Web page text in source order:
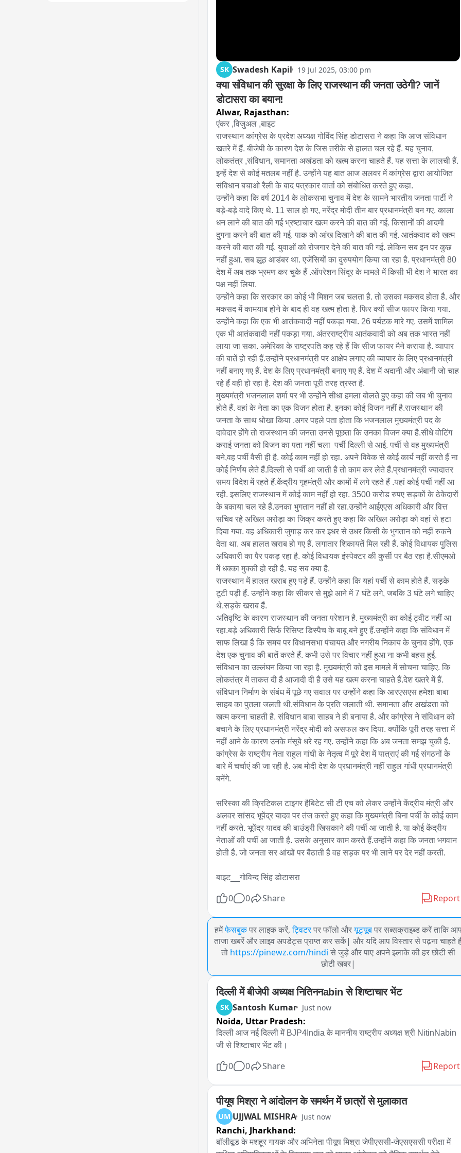
SK Swadesh Kapil 19 Jul 2025, 03:00 pm
क्या संविधान की सुरक्षा के लिए राजस्थान की जनता उठेगी? जानें
डोटासरा का बयान!
Alwar, Rajasthan:
एंकर ,विजुअल ,बाइट
राजस्थान कांग्रेस के प्रदेश अध्यक्ष गोविंद सिंह डोटासरा ने कहा कि आज संविधान
खतरे में हैं. बीजेपी के कारण देश के जिस तरीके से हालत चल रहे हैं. यह चुनाव,
लोकतंत्र ,संविधान, समानता अखंडता को खत्म करना चाहते हैं. यह सत्ता के लालची हैं.
इन्हें देश से कोई मतलब नहीं है. उन्होंने यह बात आज अलवर में कांग्रेस द्वारा आयोजित
संविधान बचाओ रैली के बाद पत्रकार वार्ता को संबोधित करते हुए कहा.
उन्होंने कहा कि वर्ष 2014 के लोकसभा चुनाव में देश के सामने भारतीय जनता पार्टी ने
बड़े-बड़े वादे किए थे. 11 साल हो गए, नरेंद्र मोदी तीन बार प्रधानमंत्री बन गए. काला
धन लाने की बात की गई भ्रष्टाचार खत्म करने की बात की गई. किसानों की आदमी
दुगना करने की बात की गई. पाक को आंख दिखाने की बात की गई. आतंकवाद को खत्म
करने की बात की गई. युवाओं को रोजगार देने की बात की गई. लेकिन सब इन पर कुछ
नहीं हुआ. सब झूठ आडंबर था. एजेंसियों का दुरुपयोग किया जा रहा है. प्रधानमंत्री 80
देश में अब तक भ्रमण कर चुके हैं .ऑपरेशन सिंदूर के मामले में किसी भी देश ने भारत का
पक्ष नहीं लिया.
उन्होंने कहा कि सरकार का कोई भी मिशन जब चलता है. तो उसका मकसद होता है. और
मकसद में कामयाब होने के बाद ही वह खत्म होता है. फिर क्यों सीज फायर किया गया.
उन्होंने कहा कि एक भी आतंकवादी नहीं पकड़ा गया. 26 पर्यटक मारे गए. उसमें शामिल
एक भी आतंकवादी नहीं पकड़ा गया. अंतरराष्ट्रीय आतंकवादी को अब तक भारत नहीं
लाया जा सका. अमेरिका के राष्ट्रपति कह रहे हैं कि सीज फायर मैने कराया है. व्यापार
की बातें हो रही हैं.उन्होंने प्रधानमंत्री पर आक्षेप लगाए की व्यापार के लिए प्रधानमंत्री
नहीं बनाए गए हैं. देश के लिए प्रधानमंत्री बनाए गए हैं. देश में अदानी और अंबानी जो चाह
रहे हैं वही हो रहा है. देश की जनता पूरी तरह त्रस्त है.
मुख्यमंत्री भजनलाल शर्मा पर भी उन्होंने सीधा हमला बोलते हुए कहा की जब भी चुनाव
होते हैं. वहां के नेता का एक विजन होता है. इनका कोई विजन नहीं है.राजस्थान की
जनता के साथ धोखा किया .अगर पहले पता होता कि भजनलाल मुख्यमंत्री पद के
दावेदार होंगे तो राजस्थान की जनता उनसे पूछता कि उनका विजन क्या है.सीधे वोटिंग
कराई जनता को विजन का पता नहीं चला  पर्ची दिल्ली से आई. पर्ची से वह मुख्यमंत्री
बने,वह पर्ची वैसी ही है. कोई काम नहीं हो रहा. अपने विवेक से कोई कार्य नहीं करते हैं ना
कोई निर्णय लेते हैं.दिल्ली से पर्ची आ जाती है तो काम कर लेते हैं.प्रधानमंत्री ज्यादातर
समय विदेश में रहते हैं.केंद्रीय गृहमंत्री और कामों में लगे रहते हैं .यहां कोई पर्ची नहीं आ
रही. इसलिए राजस्थान में कोई काम नहीं हो रहा. 3500 करोड रुपए सड़कों के ठेकेदारों
के बकाया चल रहे हैं.उनका भुगतान नहीं हो रहा.उन्होंने आईएएस अधिकारी और वित्त
सचिव रहे अखिल अरोड़ा का जिक्र करते हुए कहा कि अखिल अरोड़ा को वहां से हटा
दिया गया. वह अधिकारी जुगाड़ कर कर इधर से उधर किसी के भुगतान को नहीं रुकने
देता था. अब हालत खराब हो गए हैं. लगातार शिकायतें मिल रही हैं. कोई विधायक पुलिस
अधिकारी का पैर पकड़ रहा है. कोई विधायक इंस्पेक्टर की कुर्सी पर बैठ रहा है.सीएमओ
में धक्का मुक्की हो रही है. यह सब क्या है.
राजस्थान में हालत खराब हुए पड़े हैं. उन्होंने कहा कि यहां पर्ची से काम होते हैं. सड़के
टूटी पड़ी हैं. उन्होंने कहा कि सीकर से मुझे आने में 7 घंटे लगे, जबकि 3 घंटे लगे चाहिए
थे.सड़के खराब हैं.
अतिवृष्टि के कारण राजस्थान की जनता परेशान है. मुख्यमंत्री का कोई ट्वीट नहीं आ
रहा.बड़े अधिकारी सिर्फ रिसिप्ट डिस्पैच के बाबू बने हुए हैं.उन्होंने कहा कि संविधान में
साफ लिखा है कि समय पर विधानसभा पंचायत और नगरीय निकाय के चुनाव होंगे. एक
देश एक चुनाव की बातें करते हैं. कभी उसे पर विचार नहीं हुआ ना कभी बहस हुई.
संविधान का उल्लंघन किया जा रहा है. मुख्यमंत्री को इस मामले में सोचना चाहिए. कि
लोकतंत्र में ताकत दी है आजादी दी है उसे यह खत्म करना चाहते हैं.देश खतरे में हैं.
संविधान निर्माण के संबंध में पूछे गए सवाल पर उन्होंने कहा कि आरएसएस हमेशा बाबा
साहब का पुतला जलती थी.संविधान के प्रति जलाती थी. समानता और अखंडता को
खत्म करना चाहती है. संविधान बाबा साहब ने ही बनाया है. और कांग्रेस ने संविधान को
बचाने के लिए प्रधानमंत्री नरेंद्र मोदी को असफल कर दिया. क्योंकि पूरी तरह सत्ता में
नहीं आने के कारण उनके मंसूबे धरे रह गए. उन्होंने कहा कि अब जनता समझ चुकी है.
कांग्रेस के राष्ट्रीय नेता राहुल गांधी के नेतृत्व में पूरे देश में यात्राएं की गई संगठनों के
बारे में चर्चाएं की जा रही है. अब मोदी देश के प्रधानमंत्री नहीं राहुल गांधी प्रधानमंत्री
बनेंगे.
सरिस्का की क्रिटिकल टाइगर हैबिटेट सी टी एच को लेकर उन्होंने केंद्रीय मंत्री और
अलवर सांसद भूपेंद्र यादव पर तंज करते हुए कहा कि मुख्यमंत्री बिना पर्ची के कोई काम
नहीं करते. भूपेंद्र यादव की बाउंड्री खिसकाने की पर्ची आ जाती है. या कोई केंद्रीय
नेताओं की पर्ची आ जाती है. उसके अनुसार काम करते हैं.उन्होंने कहा कि जनता भगवान
होती है. जो जनता सर आंखों पर बैठाती है वह सड़क पर भी लाने पर देर नहीं करती.
बाइट__गोविन्द सिंह डोटासरा
0 0 Share Report
हमेंफेसबुक पर लाइक करें, ट्विटर पर फॉलो औरयूट्यूब पर सब्सक्राइब्ड करें ताकि
ताजा खबरें और लाइव अपडेट्स प्राप्त कर सकें| और यदि आप विस्तार से पढ़ना चाहते
तो https://pinewz.com/hindi से जुड़े और पाए अपने इलाके की हर छोटी सी
छोटी खबर|
दिल्ली में बीजेपी अध्यक्ष नितिननabin से शिष्टाचार भेंट
SK Santosh Kumar Just now
Noida, Uttar Pradesh:
दिल्ली आज नई दिल्ली में BJP4India के माननीय राष्ट्रीय अध्यक्ष श्री NitinNabin
जी से शिष्टाचार भेंट की।
0 0 Share Report
पीयूष मिश्रा ने आंदोलन के समर्थन में छात्रों से मुलाकात
UM UJJWAL MISHRA Just now
Ranchi, Jharkhand:
बॉलीवूड के मशहूर गायक और अभिनेता पीयूष मिश्रा जेपीएससी-जेएसएससी परीक्षा में